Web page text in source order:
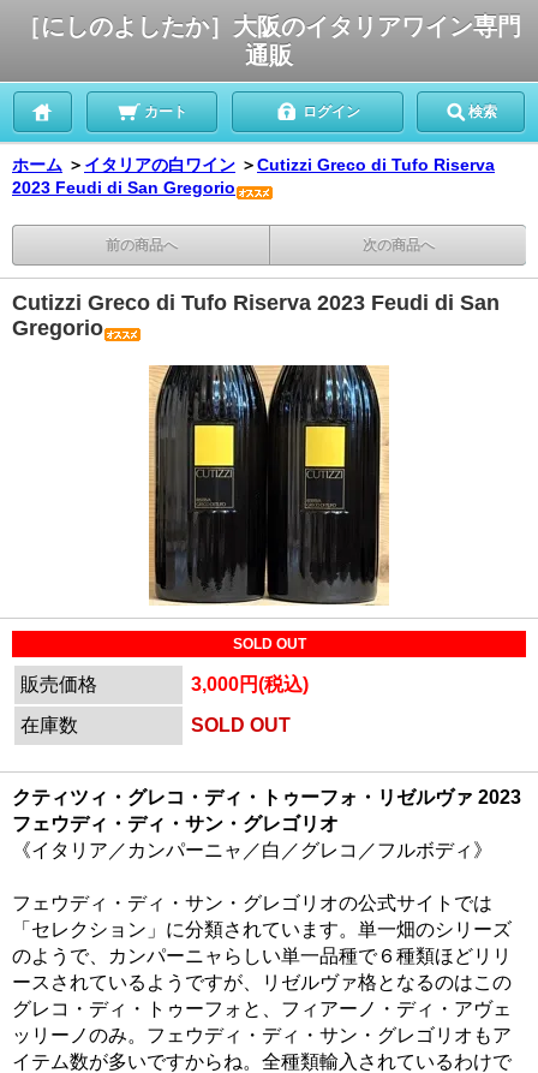
［にしのよしたか］大阪のイタリアワイン専門
通販
カート ログイン 検索
ホーム ＞ イタリアの白ワイン ＞Cutizzi Greco di Tufo Riserva
2023 Feudi di San Gregorio
前の商品へ 次の商品へ
Cutizzi Greco di Tufo Riserva 2023 Feudi di San
Gregorio
SOLD OUT
販売価格
3,000円(税込)
在庫数
SOLD OUT
クティツィ・グレコ・ディ・トゥーフォ・リゼルヴァ 2023
フェウディ・ディ・サン・グレゴリオ
《イタリア／カンパーニャ／白／グレコ／フルボディ》
フェウディ・ディ・サン・グレゴリオの公式サイトでは
「セレクション」に分類されています。単一畑のシリーズ
のようで、カンパーニャらしい単一品種で６種類ほどリリ
ースされているようですが、リゼルヴァ格となるのはこの
グレコ・ディ・トゥーフォと、フィアーノ・ディ・アヴェ
ッリーノのみ。フェウディ・ディ・サン・グレゴリオもア
イテム数が多いですからね。全種類輸入されているわけで